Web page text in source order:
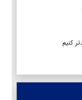
کنیم